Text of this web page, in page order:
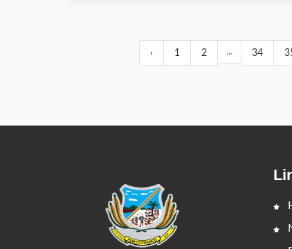
‹ 1 2 ... 34